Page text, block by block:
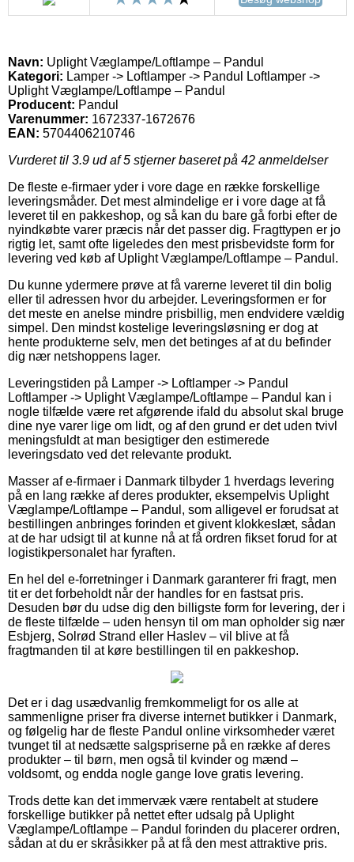
Navn: Uplight Væglampe/Loftlampe – Pandul
Kategori: Lamper -> Loftlamper -> Pandul Loftlamper ->
Uplight Væglampe/Loftlampe – Pandul
Producent: Pandul
Varenummer: 1672337-1672676
EAN: 5704406210746
Vurderet til 3.9 ud af 5 stjerner baseret på 42 anmeldelser
De fleste e-firmaer yder i vore dage en række forskellige
leveringsmåder. Det mest almindelige er i vore dage at få
leveret til en pakkeshop, og så kan du bare gå forbi efter de
nyindkøbte varer præcis når det passer dig. Fragttypen er jo
rigtig let, samt ofte ligeledes den mest prisbevidste form for
levering ved køb af Uplight Væglampe/Loftlampe – Pandul.
Du kunne ydermere prøve at få varerne leveret til din bolig
eller til adressen hvor du arbejder. Leveringsformen er for
det meste en anelse mindre prisbillig, men endvidere vældig
simpel. Den mindst kostelige leveringsløsning er dog at
hente produkterne selv, men det betinges af at du befinder
dig nær netshoppens lager.
Leveringstiden på Lamper -> Loftlamper -> Pandul
Loftlamper -> Uplight Væglampe/Loftlampe – Pandul kan i
nogle tilfælde være ret afgørende ifald du absolut skal bruge
dine nye varer lige om lidt, og af den grund er det uden tvivl
meningsfuldt at man besigtiger den estimerede
leveringsdato ved det relevante produkt.
Masser af e-firmaer i Danmark tilbyder 1 hverdags levering
på en lang række af deres produkter, eksempelvis Uplight
Væglampe/Loftlampe – Pandul, som alligevel er forudsat at
bestillingen anbringes forinden et givent klokkeslæt, sådan
at de har udsigt til at kunne nå at få ordren fikset forud for at
logistikpersonalet har fyraften.
En hel del e-forretninger i Danmark garanterer fri fragt, men
tit er det forbeholdt når der handles for en fastsat pris.
Desuden bør du udse dig den billigste form for levering, der i
de fleste tilfælde – uden hensyn til om man opholder sig nær
Esbjerg, Solrød Strand eller Haslev – vil blive at få
fragtmanden til at køre bestillingen til en pakkeshop.
Det er i dag usædvanlig fremkommeligt for os alle at
sammenligne priser fra diverse internet butikker i Danmark,
og følgelig har de fleste Pandul online virksomheder været
tvunget til at nedsætte salgspriserne på en række af deres
produkter – til børn, men også til kvinder og mænd –
voldsomt, og endda nogle gange love gratis levering.
Trods dette kan det immervæk være rentabelt at studere
forskellige butikker på nettet efter udsalg på Uplight
Væglampe/Loftlampe – Pandul forinden du placerer ordren,
sådan at du er skråsikker på at få den mest attraktive pris.